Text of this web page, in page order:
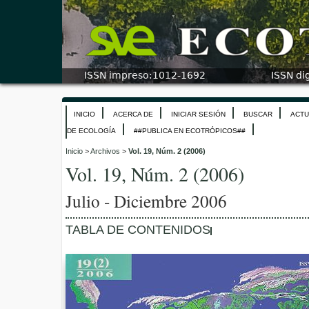
INICIO ACERCA DE INICIAR SESIÓN BUSCAR
DE ECOLOGÍA ##PUBLICA EN ECOTRÓPICOS##
Inicio >Archivos > Vol. 19, Núm. 2 (2006)
Vol. 19, Núm. 2 (2006)
Julio - Diciembre 2006
TABLA DE CONTENIDOS